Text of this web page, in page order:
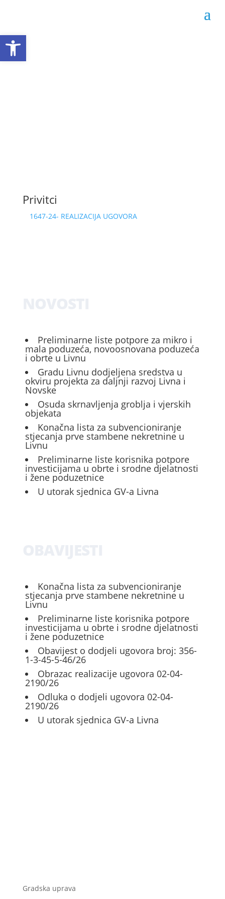
Privitci
1647-24- REALIZACIJA UGOVORA
Preliminarne liste potpore za mikro i
mala poduzeća, novoosnovana poduzeća
i obrte u Livnu
Gradu Livnu dodjeljena sredstva u
okviru projekta za daljnji razvoj Livna i
Novske
Osuda skrnavljenja groblja i vjerskih
objekata
Konačna lista za subvencioniranje
stjecanja prve stambene nekretnine u
Livnu
Preliminarne liste korisnika potpore
investicijama u obrte i srodne djelatnosti
i žene poduzetnice
U utorak sjednica GV-a Livna
Konačna lista za subvencioniranje
stjecanja prve stambene nekretnine u
Livnu
Preliminarne liste korisnika potpore
investicijama u obrte i srodne djelatnosti
i žene poduzetnice
Obavijest o dodjeli ugovora broj: 356-
1-3-45-5-46/26
Obrazac realizacije ugovora 02-04-
2190/26
Odluka o dodjeli ugovora 02-04-
2190/26
U utorak sjednica GV-a Livna
Gradska uprava
Open toolbar